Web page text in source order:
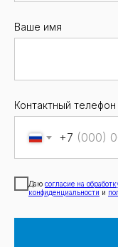
Ваше имя
Контактный телефон
+7
Даю согласие на
конфиденциальности и